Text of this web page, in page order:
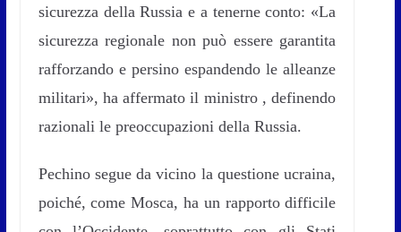
sicurezza della Russia e a tenerne conto: «La
sicurezza regionale non può essere garantita
rafforzando e persino espandendo le alleanze
militari», ha affermato il ministro , definendo
razionali le preoccupazioni della Russia.
Pechino segue da vicino la questione ucraina,
poiché, come Mosca, ha un rapporto difficile